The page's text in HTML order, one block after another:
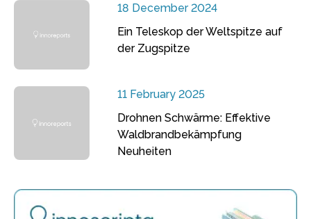
18 December 2024
Ein Teleskop der Weltspitze auf
der Zugspitze
11 February 2025
Drohnen Schwärme: Effektive
Waldbrandbekämpfung
Neuheiten